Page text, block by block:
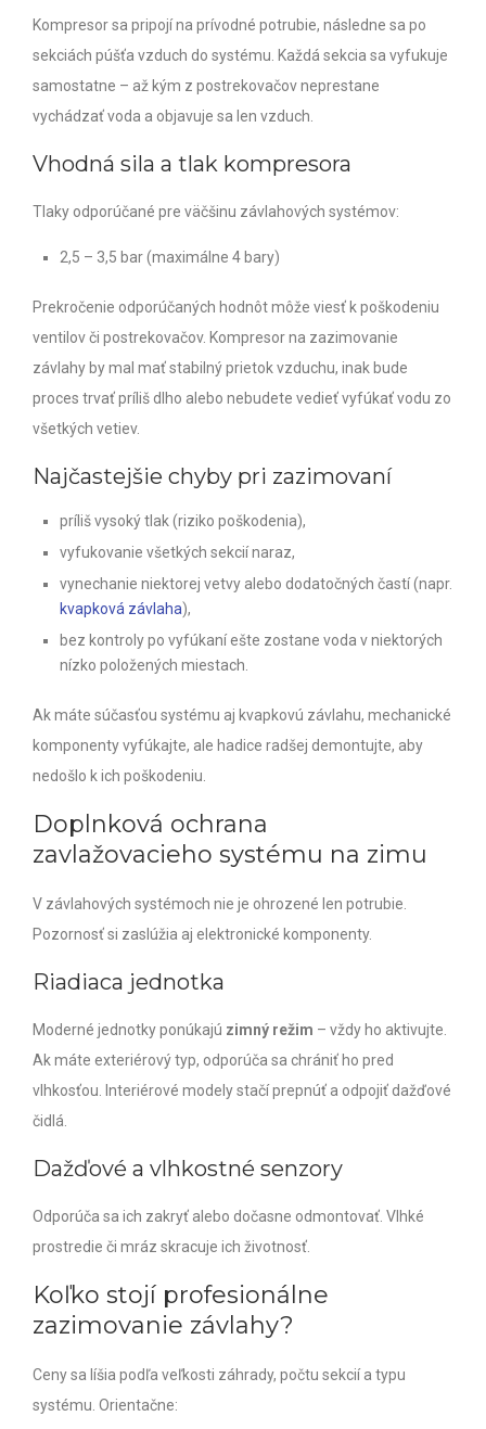
Kompresor sa pripojí na prívodné potrubie, následne sa po
sekciách púšťa vzduch do systému. Každá sekcia sa vyfukuje
samostatne – až kým z postrekovačov neprestane
vychádzať voda a objavuje sa len vzduch.
Vhodná sila a tlak kompresora
Tlaky odporúčané pre väčšinu závlahových systémov:
2,5 – 3,5 bar (maximálne 4 bary)
Prekročenie odporúčaných hodnôt môže viesť k poškodeniu
ventilov či postrekovačov. Kompresor na zazimovanie
závlahy by mal mať stabilný prietok vzduchu, inak bude
proces trvať príliš dlho alebo nebudete vedieť vyfúkať vodu zo
všetkých vetiev.
Najčastejšie chyby pri zazimovaní
príliš vysoký tlak (riziko poškodenia),
vyfukovanie všetkých sekcií naraz,
vynechanie niektorej vetvy alebo dodatočných častí (napr.
kvapková závlaha),
bez kontroly po vyfúkaní ešte zostane voda v niektorých
nízko položených miestach.
Ak máte súčasťou systému aj kvapkovú závlahu, mechanické
komponenty vyfúkajte, ale hadice radšej demontujte, aby
nedošlo k ich poškodeniu.
Doplnková ochrana
zavlažovacieho systému na zimu
V závlahových systémoch nie je ohrozené len potrubie.
Pozornosť si zaslúžia aj elektronické komponenty.
Riadiaca jednotka
Moderné jednotky ponúkajú zimný režim – vždy ho aktivujte.
Ak máte exteriérový typ, odporúča sa chrániť ho pred
vlhkosťou. Interiérové modely stačí prepnúť a odpojiť dažďové
čidlá.
Dažďové a vlhkostné senzory
Odporúča sa ich zakryť alebo dočasne odmontovať. Vlhké
prostredie či mráz skracuje ich životnosť.
Koľko stojí profesionálne
zazimovanie závlahy?
Ceny sa líšia podľa veľkosti záhrady, počtu sekcií a typu
systému. Orientačne: